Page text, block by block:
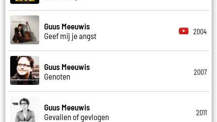
Guus Meeuwis
Geef mij je angst
2004
Guus Meeuwis
Genoten
2007
Guus Meeuwis
Gevallen of gevlogen
2011